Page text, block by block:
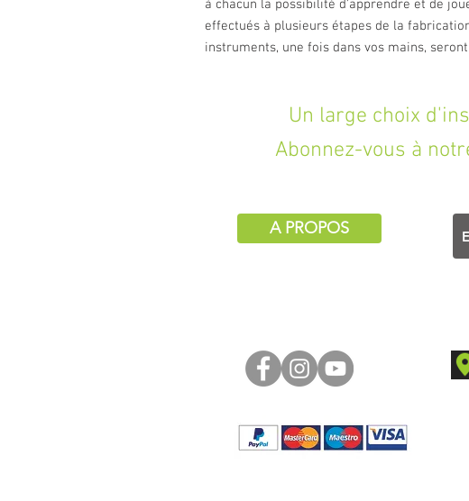
à chacun la possibilité d'apprendre et de
effectués à plusieurs étapes de la
instruments, une fois dans vos mains,
Un large choix
Abonnez-vous à
A PROPOS